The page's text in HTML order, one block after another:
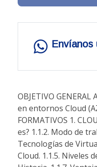
Envíanos
OBJETIVO
en entornos Cloud
FORMATIVOS 1.
es? 1.1.2. Modo de
Tecnologías de
Cloud. 1.1.5. Niveles